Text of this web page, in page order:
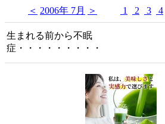
＜ 2006年 7月 ＞ 1 2 3 4
生まれる前から不眠
症・・・・・・・・・